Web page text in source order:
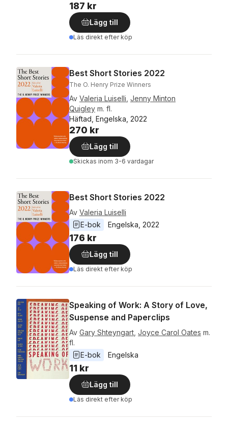
187 kr
Lägg till
Läs direkt efter köp
Best Short Stories 2022
The O. Henry Prize Winners
Av Valeria Luiselli Jenny Minton
Quigley m. fl.
Häftad, Engelska, 2022
270 kr
Lägg till
Skickas inom 3-6 vardagar
Best Short Stories 2022
Av Valeria Luiselli
E-bok
Engelska 2022
176 kr
Lägg till
Läs direkt efter köp
Speaking of Work: A Story of Love,
Suspense and Paperclips
Av Gary Shteyngart Joyce Carol Oates m.
fl.
E-bok
Engelska
11 kr
Lägg till
Läs direkt efter köp